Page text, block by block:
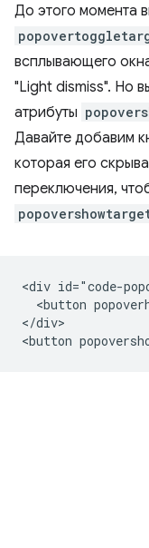
До этого момента
всплывающего
"Light dismiss". Но
атрибуты
Давайте добавим
которая его
переключения,
<div id="code-
<button
</div>